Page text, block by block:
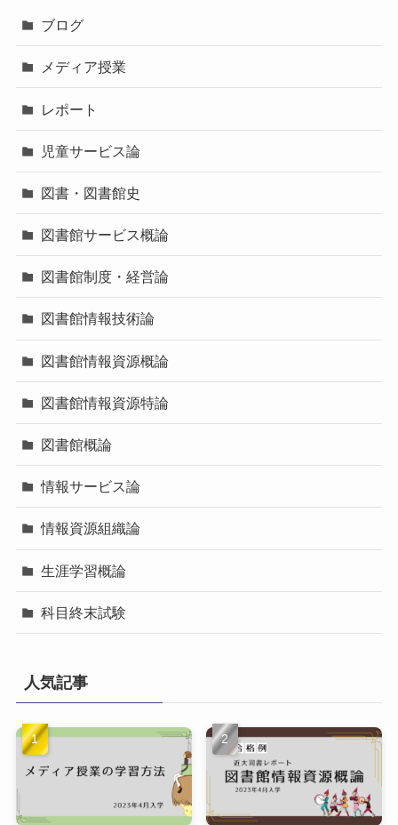
ブログ
メディア授業
レポート
児童サービス論
図書・図書館史
図書館サービス概論
図書館制度・経営論
図書館情報技術論
図書館情報資源概論
図書館情報資源特論
図書館概論
情報サービス論
情報資源組織論
生涯学習概論
科目終末試験
人気記事